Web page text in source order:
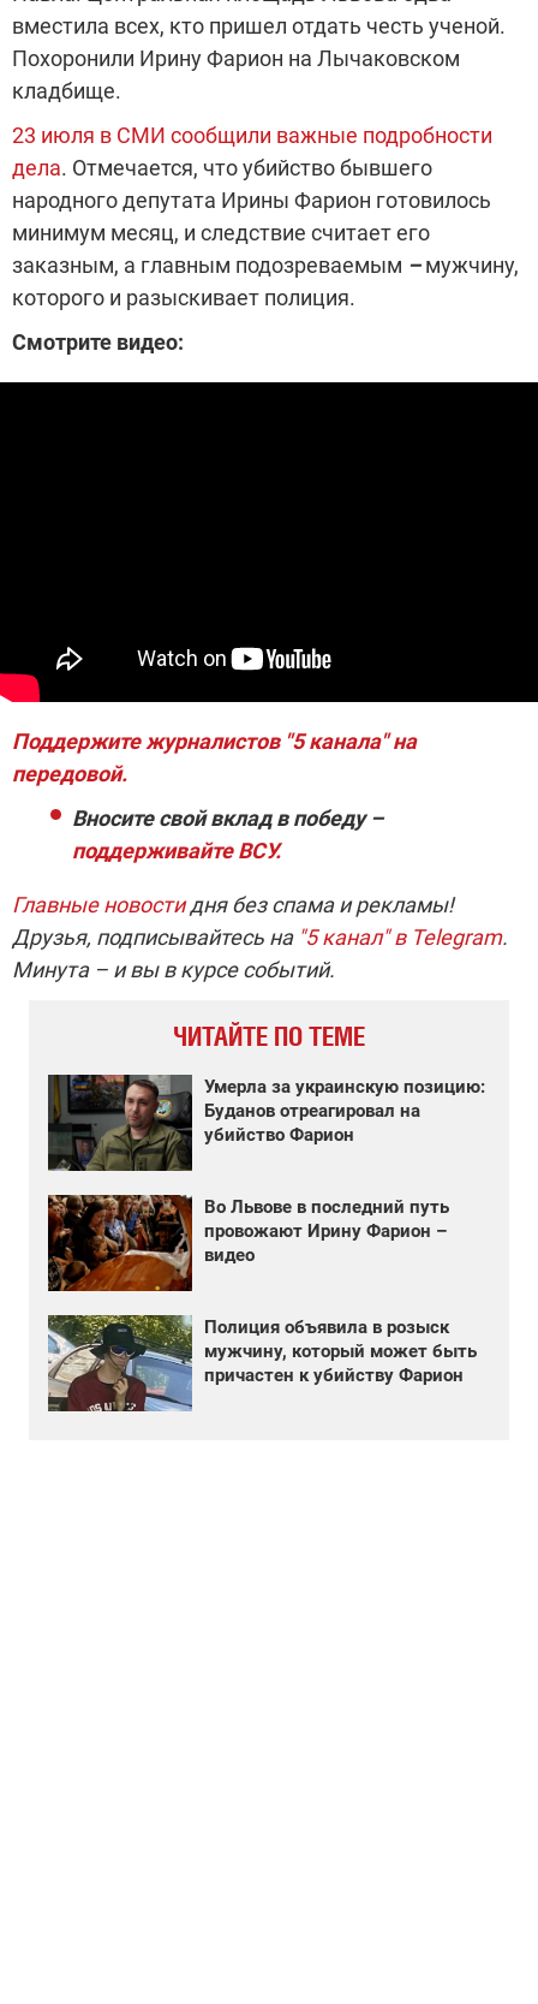
вместила всех, кто пришел отдать честь ученой.
Похоронили Ирину Фарион на Лычаковском
кладбище.
23 июля в СМИ сообщили важные подробности
дела. Отмечается, что убийство бывшего
народного депутата Ирины Фарион готовилось
минимум месяц, и следствие считает его
заказным, а главным подозреваемым –мужчину,
которого и разыскивает полиция.
Смотрите видео:
Поддержите журналистов "5 канала" на
передовой.
Вносите свой вклад в победу –
поддерживайте ВСУ.
Главные новостидня без спама и рекламы!
Друзья, подписывайтесь на "5 канал" в Telegram.
Минута – и вы в курсе событий.
ЧИТАЙТЕ ПО ТЕМЕ
Умерла за украинскую позицию:
Буданов отреагировал на
убийство Фарион
Во Львове в последний путь
провожают Ирину Фарион –
видео
Полиция объявила в розыск
мужчину, который может быть
причастен к убийству Фарион